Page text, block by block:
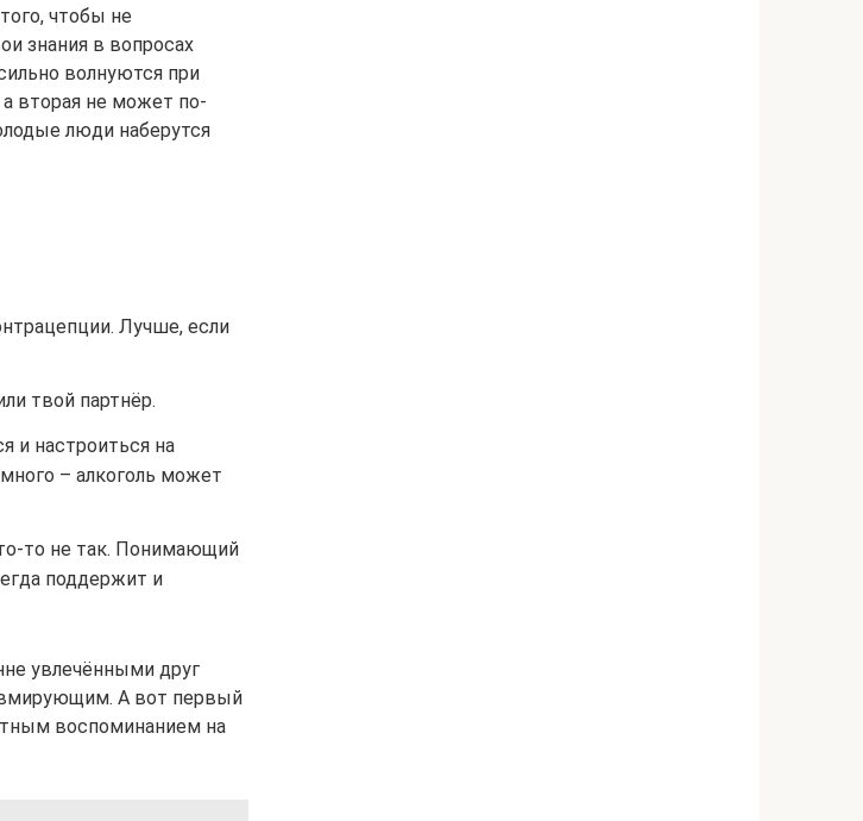
чтобы не
знания в вопросах
волнуются при
вторая не может по-
люди наберутся
Лучше, если
твой партнёр.
и настроиться на
– алкоголь может
то не так. Понимающий
поддержит и
увлечёнными друг
А вот первый
воспоминанием на